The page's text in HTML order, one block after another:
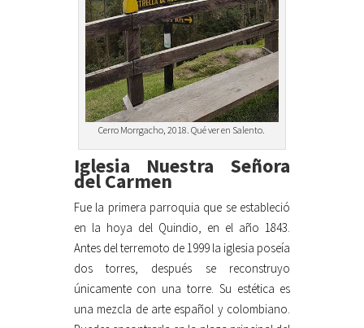
Cerro Morrgacho, 2018. Qué ver en Salento.
Iglesia Nuestra Señora
del Carmen
Fue la primera parroquia que se estableció
en la hoya del Quindio, en el año 1843.
Antes del terremoto de 1999 la iglesia poseía
dos torres, después se reconstruyo
únicamente con una torre. Su estética es
una mezcla de arte español y colombiano.